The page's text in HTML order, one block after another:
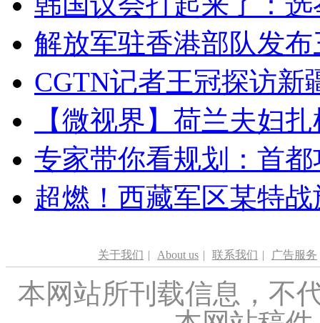
解放军驻香港部队发
CGTN记者王冠探访新
【微视界】荷兰夫妇
专家带你看规划：首
超燃！西藏军区某特
关于我们 | About us | 联系我们 | 广告服务
本网站所刊载信息，不